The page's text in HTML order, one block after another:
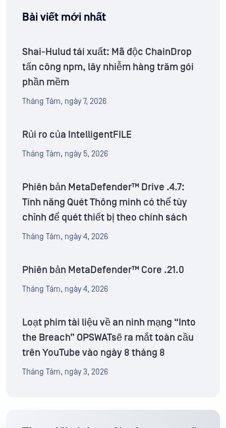
Bài viết mới nhất
Shai-Hulud tái xuất: Mã độc ChainDrop
tấn công npm, lây nhiễm hàng trăm gói
phần mềm
Tháng Tám, ngày 7, 2026
Rủi ro của IntelligentFILE
Tháng Tám, ngày 5, 2026
Phiên bản MetaDefender™ Drive .4.7:
Tính năng Quét Thông minh có thể tùy
chỉnh để quét thiết bị theo chính sách
Tháng Tám, ngày 4, 2026
Phiên bản MetaDefender™ Core .21.0
Tháng Tám, ngày 4, 2026
Loạt phim tài liệu về an ninh mạng “Into
the Breach” OPSWATsẽ ra mắt toàn cầu
trên YouTube vào ngày 8 tháng 8
Tháng Tám, ngày 3, 2026